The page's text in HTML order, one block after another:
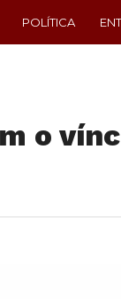
POLÍTICA
o